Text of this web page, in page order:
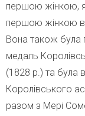
першою жінкою,
першою жінкою в
Вона також була
медаль
(1828 р.) та була
Королівського
разом з Мері